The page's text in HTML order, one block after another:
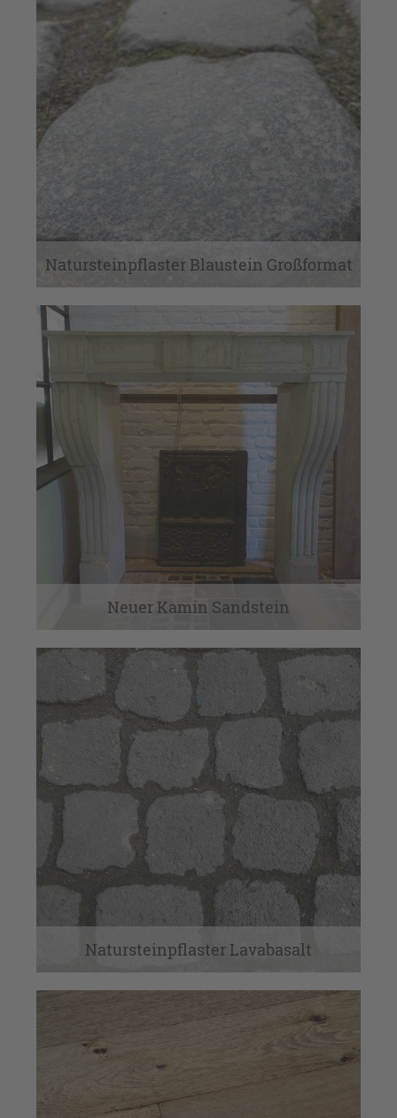
Natursteinpflaster Blaustein Großformat
Neuer Kamin Sandstein
Natursteinpflaster Lavabasalt